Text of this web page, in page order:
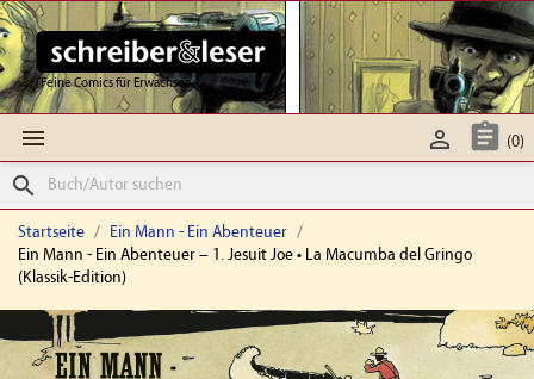
Feine Comics für Erwachsene
  (0)

search
Startseite
Ein Mann - Ein Abenteuer
Ein Mann - Ein Abenteuer – 1. Jesuit Joe • La Macumba del Gringo
(Klassik-Edition)